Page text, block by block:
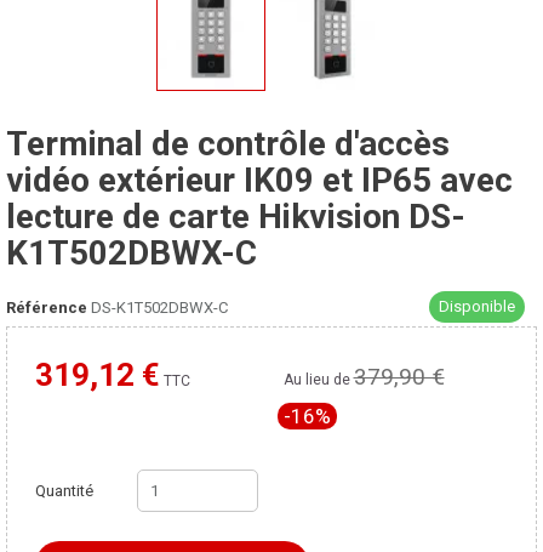
Terminal de contrôle d'accès
vidéo extérieur IK09 et IP65 avec
lecture de carte Hikvision DS-
K1T502DBWX-C
Référence DS-K1T502DBWX-C Disponible
319,12 € TTC
Moins cher ailleurs ? Au lieu de379,90 €
-16%
Quantité